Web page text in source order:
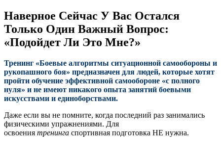
Наверное Сейчас У Вас Остался
Только Один Важный Вопрос:
«Подойдет Ли Это Мне?»
Тренинг «Боевые алгоритмы ситуационной самообороны и
рукопашного боя» предназначен для людей, которые хотят
пройти обучение эффективной самообороне «с полного
нуля» и не имеют никакого опыта занятий боевыми
искусствами и единоборствами.
Даже если вы не помните, когда последний раз занимались
физическими упражнениями. Для
освоения тренинга спортивная подготовка НЕ нужна.